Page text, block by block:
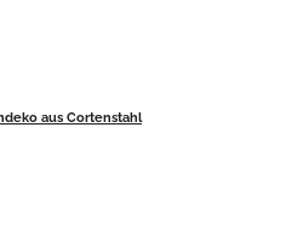
aus Cortenstahl